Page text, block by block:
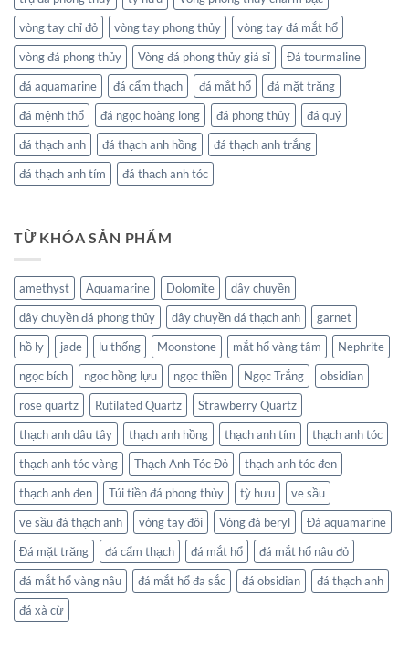
vòng tay chỉ đỏ
vòng tay phong thủy
vòng tay đá mắt hổ
vòng đá phong thủy
Vòng đá phong thủy giá sỉ
Đá tourmaline
đá aquamarine
đá cẩm thạch đá mắt hổ
đá mặt trăng
đá mệnh thổ
đá ngọc hoàng long đá phong thủy
đá quý
đá thạch anh
đá thạch anh hồng
đá thạch anh trắng
đá thạch anh tím
đá thạch anh tóc
TỪ KHÓA SẢN PHẨM
amethyst Aquamarine Dolomite
dây chuyền
dây chuyền đá phong thủy
dây chuyền đá thạch anh
garnet
hồ ly
jade lu thống Moonstone mắt hổ vàng tâm
Nephrite
ngọc bích
ngọc hồng lựu ngọc thiền Ngọc Trắng
obsidian
rose quartz
Rutilated Quartz
Strawberry Quartz
thạch anh dâu tây
thạch anh hồng thạch anh tím
thạch anh tóc
thạch anh tóc vàng
Thạch Anh Tóc Đỏ
thạch anh tóc đen
thạch anh đen
Túi tiền đá phong thủy tỳ hưu
ve sầu
ve sầu đá thạch anh
vòng tay đôi Vòng đá beryl
Đá aquamarine
Đá mặt trăng
đá cẩm thạch đá mắt hổ
đá mắt hổ nâu đỏ
đá mắt hổ vàng nâu
đá mắt hổ đa sắc đá obsidian
đá thạch anh
đá xà cừ